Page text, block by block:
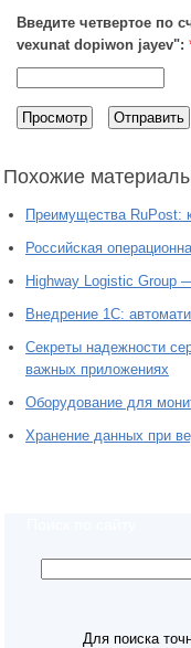
Введите четвертое по
vexunat dopiwon jayev":
Похожие
Преимущества RuPost:
Российская
Highway Logistic Group
Внедрение 1С:
Секреты надежности
важных приложениях
Оборудование для
Хранение данных при
Для поиска